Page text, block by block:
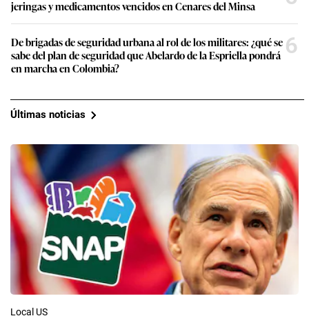
jeringas y medicamentos vencidos en Cenares del Minsa
De brigadas de seguridad urbana al rol de los militares: ¿qué se
sabe del plan de seguridad que Abelardo de la Espriella pondrá
en marcha en Colombia?
6
Últimas noticias
Local US